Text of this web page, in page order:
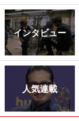
インタビュー
人気連載